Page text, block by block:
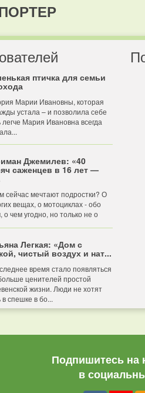
птичка для семьи
Марии Ивановны, которая
устала – и позволила себе
легче Мария Ивановна всегда
Джемилев: «40
саженцев в 16 лет —
сейчас мечтают подростки? О
вещах, о мотоциклах - обо
о чем угодно, но только не о
Легкая: «Дом с
чистый воздух и нат...
время стало появляться
ценителей простой
жизни. Люди не хотят
в спешке в бо...
Подпишитесь на
в